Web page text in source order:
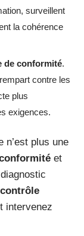
surveillent
la cohérence
de conformité.
contre les
plus
exigences.
n’est plus une
et
contrôle
intervenez